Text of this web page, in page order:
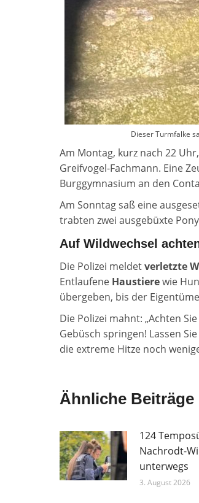
Dieser Turmfalke
Am Montag, kurz nach 22
Greifvogel-Fachmann. Eine
Burggymnasium an den
Am Sonntag saß eine
trabten zwei ausgebüxte
Auf Wildwechsel
Die Polizei meldetverletzte
Entlaufene Haustierewie
übergeben, bis der
Die Polizei mahnt: „Achten
Gebüsch springen! Lassen
die extreme Hitze noch
Ähnliche Beiträge
124
Nachrodt-
unterwegs
3. August 2026